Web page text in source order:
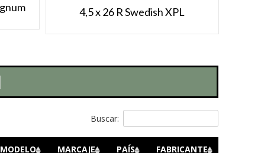
4,5 x 26 R Swedish XPL
Buscar:
MODELO MARCAJE PAÍS FABRICANTE